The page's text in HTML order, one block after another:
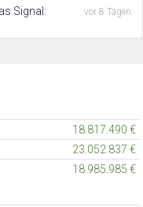
Signal:
vor 8 Tagen
18.817.490 €
23.052.837 €
18.985.985 €